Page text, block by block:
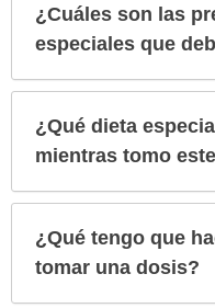
¿Cuáles son las
especiales que
¿Qué dieta
mientras tomo
¿Qué tengo que
tomar una dosis?